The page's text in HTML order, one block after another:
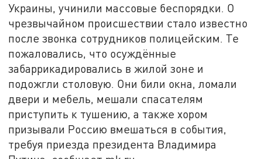
Украины, учинили массовые беспорядки. О
чрезвычайном происшествии стало известно
после звонка сотрудников полицейским. Те
пожаловались, что осуждённые
забаррикадировались в жилой зоне и
подожгли столовую. Они били окна, ломали
двери и мебель, мешали спасателям
приступить к тушению, а также хором
призывали Россию вмешаться в события,
требуя приезда президента Владимира